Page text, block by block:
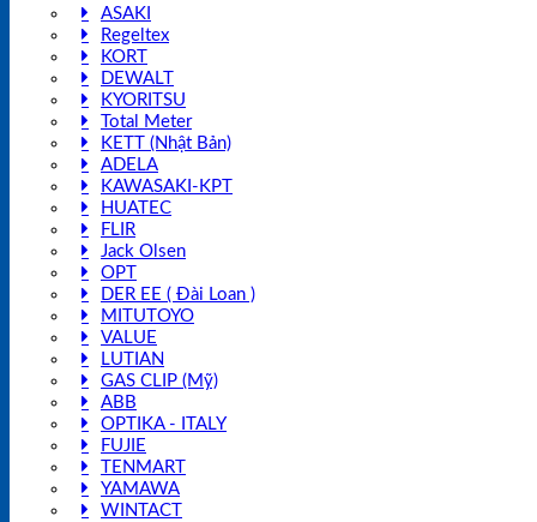
ASAKI
Regeltex
KORT
DEWALT
KYORITSU
Total Meter
KETT (Nhật Bản)
ADELA
KAWASAKI-KPT
HUATEC
FLIR
Jack Olsen
OPT
DER EE ( Đài Loan )
MITUTOYO
VALUE
LUTIAN
GAS CLIP (Mỹ)
ABB
OPTIKA - ITALY
FUJIE
TENMART
YAMAWA
WINTACT